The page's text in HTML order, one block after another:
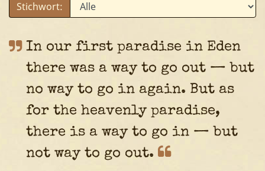
Stichwort:
In our first paradise in Eden
there was a way to go out — but
no way to go in again. But as
for the heavenly paradise,
there is a way to go in — but
not way to go out.